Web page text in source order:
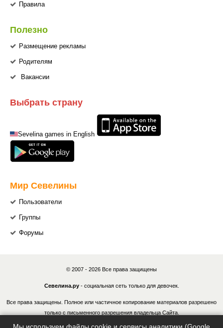
Правила
Полезно
Размещение рекламы
Родителям
Вакансии
Выбрать страну
Sevelina games in English
Мир Севелины
Пользователи
Группы
Форумы
© 2007 - 2026 Все права защищены
Севелина.ру- социальная сеть только для девочек.
Все права защищены. Полное или частичное копирование материалов разрешено
только с письменного разрешения владельца Сайта.